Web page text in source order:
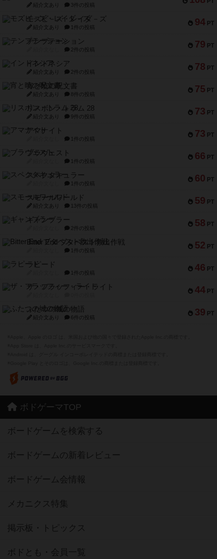
紹介文あり 3件の投稿
94 PT
モズビ－ズ・レイダ－ズ
紹介文あり 1件の投稿
79 PT
テンプテーション
2件の投稿
78 PT
インドネシア
紹介文あり 2件の投稿
75 PT
宵と暁の呪文書
紹介文あり 8件の投稿
73 PT
リスボン・トラム 28
紹介文あり 9件の投稿
73 PT
アマナイト
1件の投稿
66 PT
ブラヴェスト
1件の投稿
60 PT
スペクタキュラー
1件の投稿
59 PT
スモールワールド
紹介文あり 13件の投稿
58 PT
ギャンブラー
2件の投稿
52 PT
Bitter End ブタペスト救出作戦
1件の投稿
46 PT
ラピード
1件の投稿
44 PT
ザ・フラッフィー・ライト
39 PT
ふたつの城の物語
紹介文あり 6件の投稿
ボドゲーマTOP
ボードゲームを検索する
ボードゲームの新着レビュー
ボードゲーム会情報
メカニクス特集
掲示板・トピックス
ボドとも・会員一覧